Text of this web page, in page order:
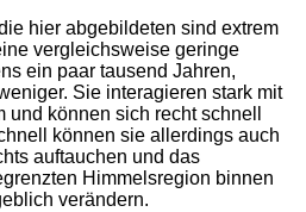
hier abgebildeten sind extrem
vergleichsweise geringe
ein paar tausend Jahren,
Sie interagieren stark mit
können sich recht schnell
können sie allerdings auch
auftauchen und das
Himmelsregion binnen
verändern.